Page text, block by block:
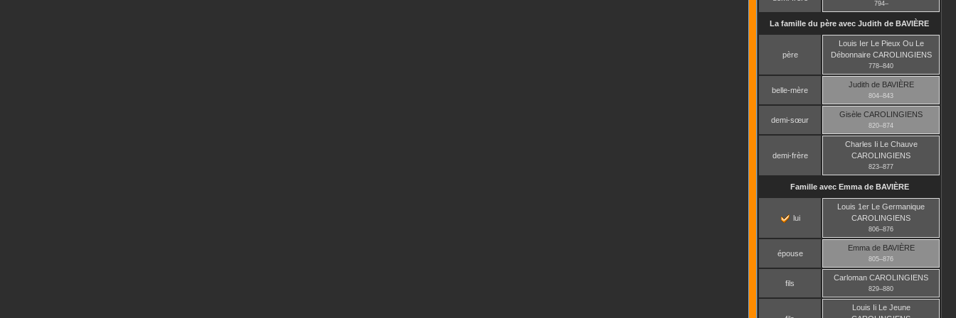
794–
La famille du père avec Judith de BAVIÈRE
père
Louis Ier Le Pieux Ou Le
DébonnaireCAROLINGIENS
778–840
belle-mère
Judithde BAVIÈRE
804–843
demi-sœur
Gisèle CAROLINGIENS
820–874
demi-frère
Charles Ii Le Chauve
CAROLINGIENS
823–877
Famille avec Emmade BAVIÈRE
lui
Louis 1er Le Germanique
CAROLINGIENS
806–876
épouse
Emmade BAVIÈRE
805–876
fils
Carloman CAROLINGIENS
829–880
Louis Ii Le Jeune